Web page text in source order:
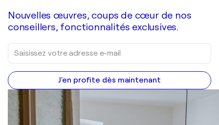
Nouvelles œuvres, coups de cœur de nos
conseillers, fonctionnalités exclusives.
J'en profite dès maintenant